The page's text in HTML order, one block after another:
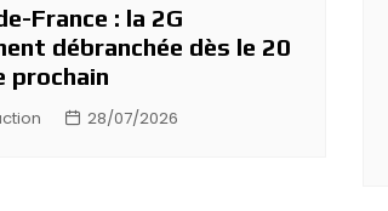
France : la 2G
débranchée dès le 20
prochain
28/07/2026